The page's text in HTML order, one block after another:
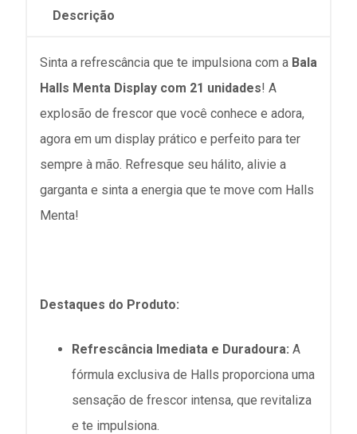
Descrição
Sinta a refrescância que te impulsiona com a Bala
Halls Menta Display com 21 unidades! A
explosão de frescor que você conhece e adora,
agora em um display prático e perfeito para ter
sempre à mão. Refresque seu hálito, alivie a
garganta e sinta a energia que te move com Halls
Menta!
Destaques do Produto:
Refrescância Imediata e Duradoura: A
fórmula exclusiva de Halls proporciona uma
sensação de frescor intensa, que revitaliza
e te impulsiona.